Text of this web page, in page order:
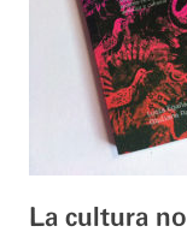
La cultura